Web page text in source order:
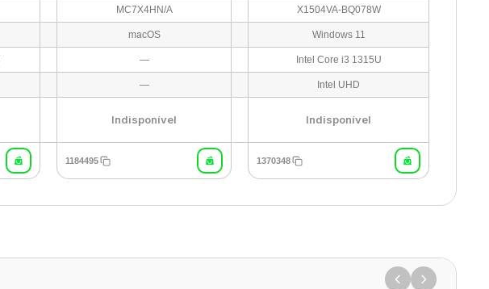
MC7X4HN/A X1504VA-BQ078W
macOS Windows 11
— Intel Core i3 1315U
— Intel UHD
Indisponível Indisponível
1184495 1370348